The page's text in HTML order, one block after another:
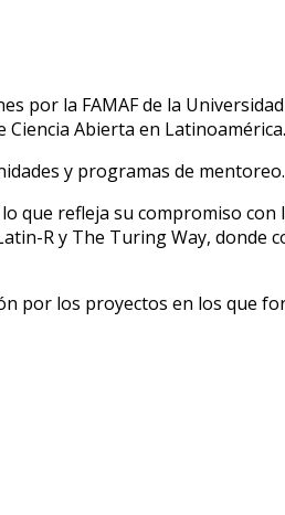
por la FAMAF de la
Abierta en Latinoamérica.
y programas de mentoreo.
que refleja su compromiso con
R y The Turing Way, donde
por los proyectos en los que